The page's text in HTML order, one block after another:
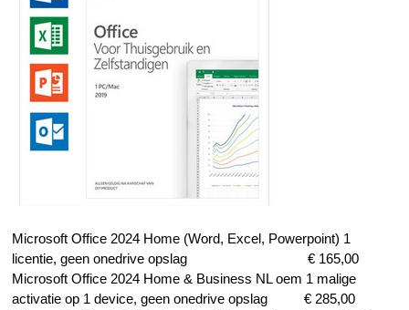
Microsoft Office 2024 Home (Word, Excel, Powerpoint) 1
licentie, geen onedrive opslag
€ 165,00
Microsoft Office 2024 Home & Business NL oem 1 malige
activatie op 1 device, geen onedrive opslag € 285,00